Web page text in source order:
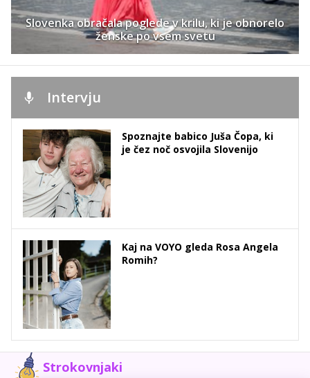
Slovenka obračala poglede v krilu, ki je obnorelo
ženske po vsem svetu
Intervju
Spoznajte babico Juša Čopa, ki
je čez noč osvojila Slovenijo
Kaj na VOYO gleda Rosa Angela
Romih?
Strokovnjaki